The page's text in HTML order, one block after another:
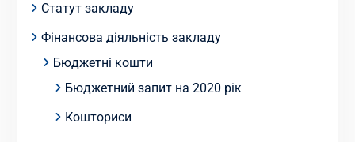
Статут закладу
Фінансова діяльність закладу
Бюджетні кошти
Бюджетний запит на 2020 рік
Кошториси